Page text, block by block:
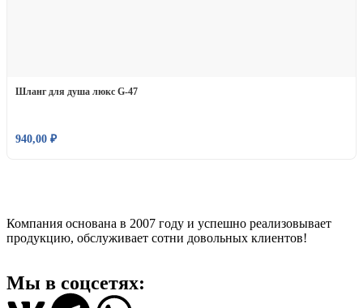
Шланг для душа люкс G-47
940,00 ₽
Компания основана в 2007 году и успешно реализовывает
продукцию, обслуживает сотни довольных клиентов!
Мы в соцсетях: